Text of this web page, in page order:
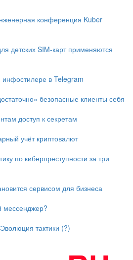
конференция Kuber
детских SIM-карт применяются
в Telegram
безопасные клиенты себя
доступ к секретам
учёт криптовалют
по киберпреступности за три
сервисом для бизнеса
мессенджер?
тактики (?)